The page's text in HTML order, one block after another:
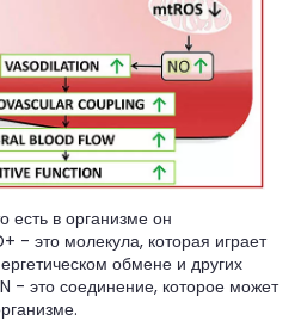
есть в организме он
- это молекула, которая играет
обмене и других
- это соединение, которое может